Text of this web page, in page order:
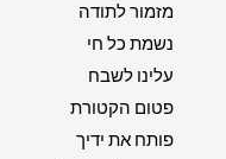
מזמור לתודה
נשמת כל חי
עלינו לשבח
פטום הקטורת
פותח את ידיך